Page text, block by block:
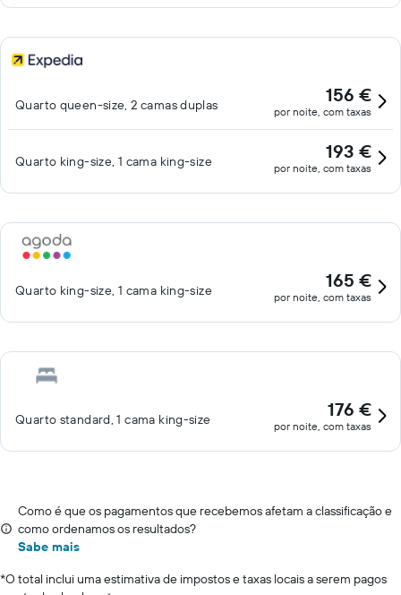
Quarto queen-size, 2 camas duplas 156 €
por noite, com taxas
Quarto king-size, 1 cama king-size 193 €
por noite, com taxas
Quarto king-size, 1 cama king-size 165 €
por noite, com taxas
Quarto standard, 1 cama king-size 176 €
por noite, com taxas
Como é que os pagamentos que recebemos afetam a classificação e
como ordenamos os resultados?
Sabe mais
*O total inclui uma estimativa de impostos e taxas locais a serem pagos